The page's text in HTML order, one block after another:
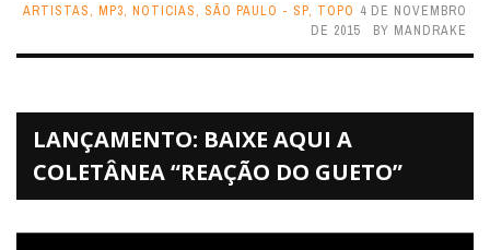
ARTISTAS, MP3, NOTICIAS, SÃO PAULO - SP, TOPO 4 DE NOVEMBRO
DE 2015
BY MANDRAKE
LANÇAMENTO: BAIXE AQUI A
COLETÂNEA “REAÇÃO DO GUETO”